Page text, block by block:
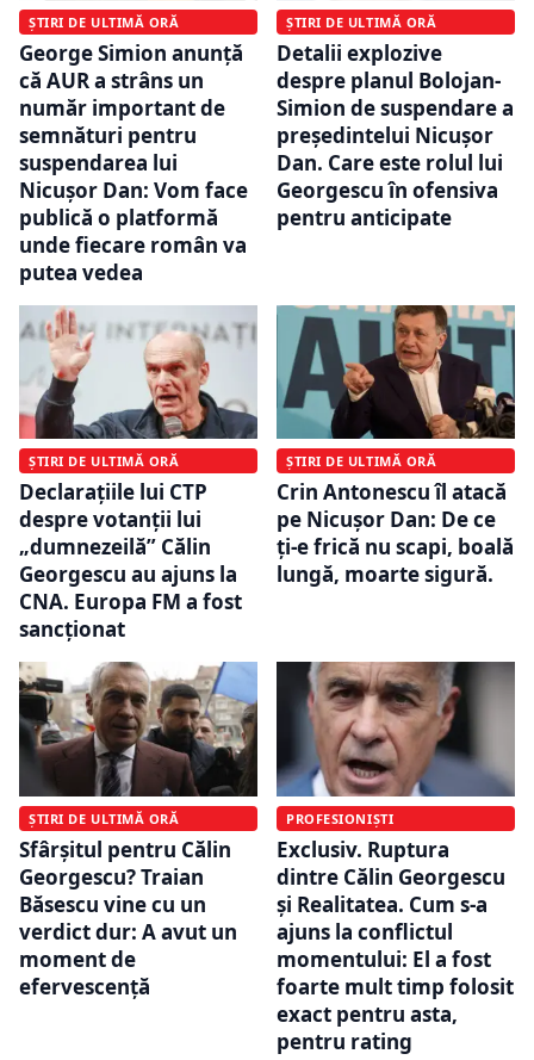
ȘTIRI DE ULTIMĂ ORĂ
George Simion anunță
că AUR a strâns un
număr important de
semnături pentru
suspendarea lui
Nicușor Dan: Vom face
publică o platformă
unde fiecare român va
putea vedea
ȘTIRI DE ULTIMĂ ORĂ
Detalii explozive
despre planul Bolojan-
Simion de suspendare a
președintelui Nicușor
Dan. Care este rolul lui
Georgescu în ofensiva
pentru anticipate
ȘTIRI DE ULTIMĂ ORĂ
Declarațiile lui CTP
despre votanții lui
„dumnezeilă” Călin
Georgescu au ajuns la
CNA. Europa FM a fost
sancționat
ȘTIRI DE ULTIMĂ ORĂ
Crin Antonescu îl atacă
pe Nicușor Dan: De ce
ți-e frică nu scapi, boală
lungă, moarte sigură.
ȘTIRI DE ULTIMĂ ORĂ
Sfârșitul pentru Călin
Georgescu? Traian
Băsescu vine cu un
verdict dur: A avut un
moment de
efervescență
PROFESIONIȘTI
Exclusiv. Ruptura
dintre Călin Georgescu
și Realitatea. Cum s-a
ajuns la conflictul
momentului: El a fost
foarte mult timp folosit
exact pentru asta,
pentru rating